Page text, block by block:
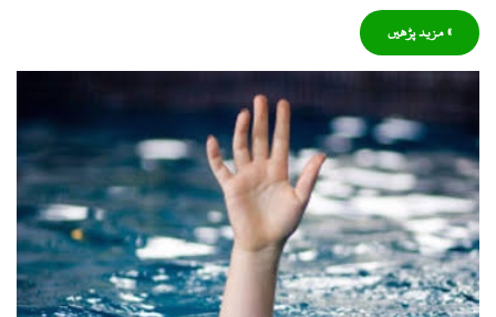
» مزید پڑھیں